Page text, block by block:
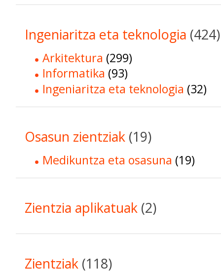
Ingeniaritza eta teknologia (424)
Arkitektura (299)
Informatika (93)
Ingeniaritza eta teknologia (32)
Osasun zientziak (19)
Medikuntza eta osasuna (19)
Zientzia aplikatuak (2)
Zientziak (118)